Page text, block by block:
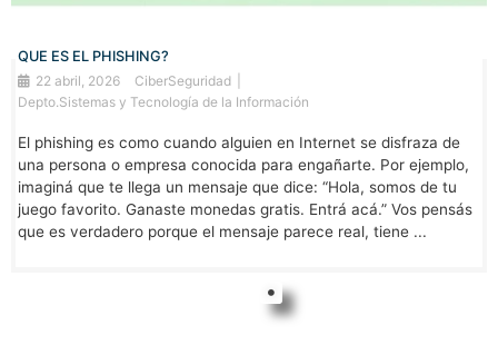
QUE ES EL PHISHING?
22 abril, 2026
CiberSeguridad
Depto.Sistemas y Tecnología de la Información
El phishing es como cuando alguien en Internet se disfraza de
una persona o empresa conocida para engañarte. Por ejemplo,
imaginá que te llega un mensaje que dice: “Hola, somos de tu
juego favorito. Ganaste monedas gratis. Entrá acá.” Vos pensás
que es verdadero porque el mensaje parece real, tiene ...